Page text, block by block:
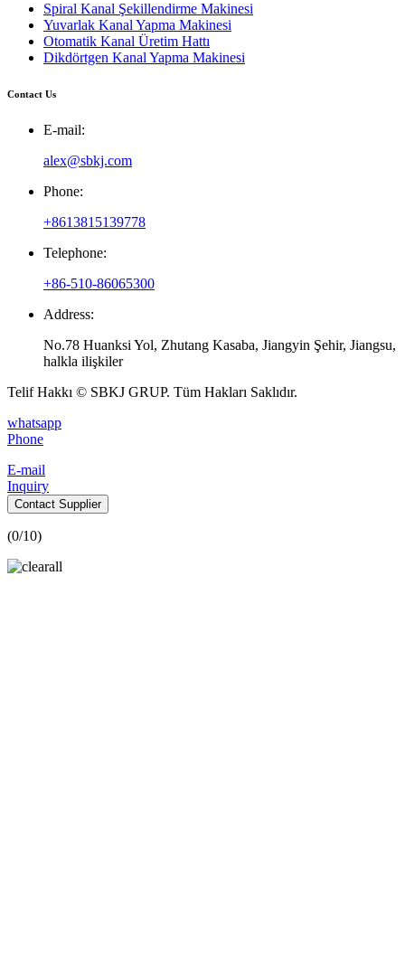
Spiral Kanal Şekillendirme Makinesi
Yuvarlak Kanal Yapma Makinesi
Otomatik Kanal Üretim Hattı
Dikdörtgen Kanal Yapma Makinesi
Contact Us
E-mail:
alex@sbkj.com
Phone:
+8613815139778
Telephone:
+86-510-86065300
Address:
No.78 Huanksi Yol, Zhutang Kasaba, Jiangyin Şehir, Jiangsu,
halkla ilişkiler
Telif Hakkı © SBKJ GRUP. Tüm Hakları Saklıdır.
whatsapp
Phone
E-mail
Inquiry
Contact Supplier
(0/10)